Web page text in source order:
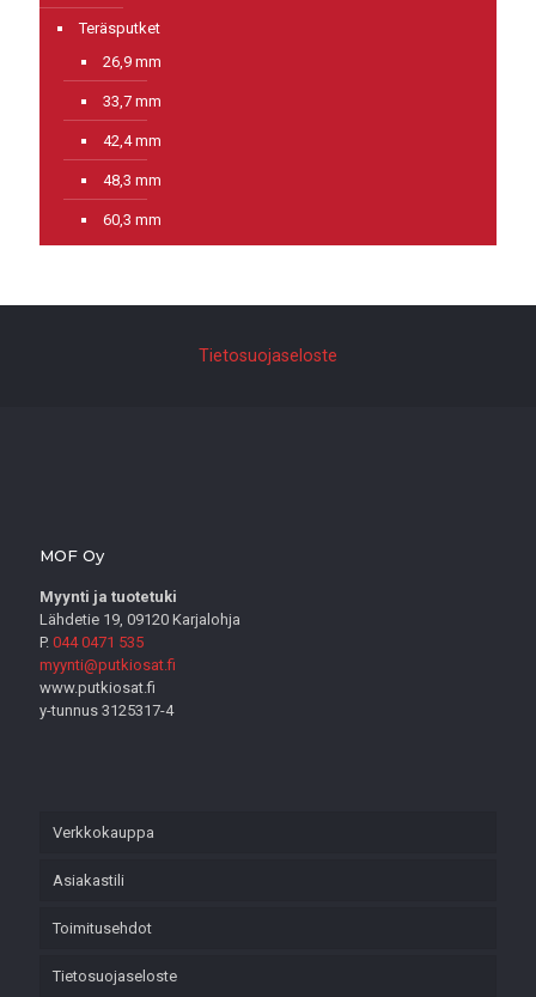
Teräsputket
26,9 mm
33,7 mm
42,4 mm
48,3 mm
60,3 mm
Tietosuojaseloste
MOF Oy
Myynti ja tuotetuki
Lähdetie 19, 09120 Karjalohja
P. 044 0471 535
myynti@putkiosat.fi
www.putkiosat.fi
y-tunnus 3125317-4
Verkkokauppa
Asiakastili
Toimitusehdot
Tietosuojaseloste